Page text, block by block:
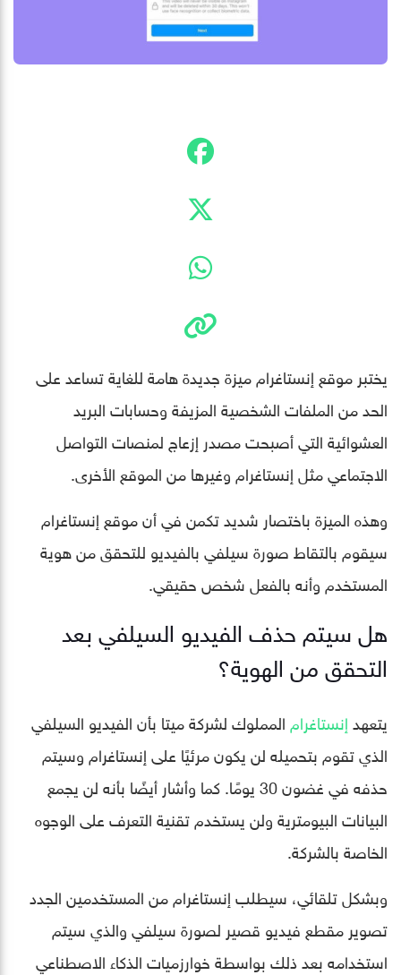
يختبر موقع إنستاغرام ميزة جديدة هامة للغاية تساعد على
الحد من الملفات الشخصية المزيفة وحسابات البريد
العشوائية التي أصبحت مصدر إزعاج لمنصات التواصل
الاجتماعي مثل إنستاغرام وغيرها من الموقع الأخرى.
وهذه الميزة باختصار شديد تكمن في أن موقع إنستاغرام
سيقوم بالتقاط صورة سيلفي بالفيديو للتحقق من هوية
المستخدم وأنه بالفعل شخص حقيقي.
هل سيتم حذف الفيديو السيلفي بعد
التحقق من الهوية؟
يتعهدإنستاغرام المملوك لشركة ميتا بأن الفيديو السيلفي
الذي تقوم بتحميله لن يكون مرئيًا على إنستاغرام وسيتم
حذفه في غضون 30 يومًا. كما وأشار أيضًا بأنه لن يجمع
البيانات البيومترية ولن يستخدم تقنية التعرف على الوجوه
الخاصة بالشركة.
وبشكل تلقائي، سيطلب إنستاغرام من المستخدمين الجدد
تصوير مقطع فيديو قصير لصورة سيلفي والذي سيتم
استخدامه بعد ذلك بواسطة خوارزميات الذكاء الاصطناعي